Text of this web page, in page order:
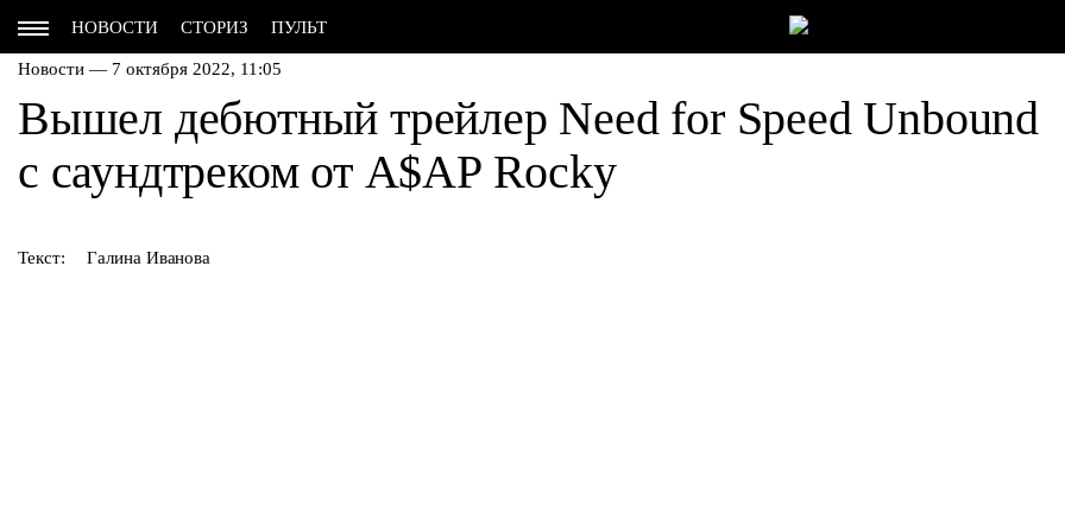
НОВОСТИ СТОРИЗ ПУЛЬТ
Новости — 7 октября 2022, 11:05
Вышел дебютный трейлер Need for Speed Unbound
с саундтреком от A$AP Rocky
Текст: Галина Иванова